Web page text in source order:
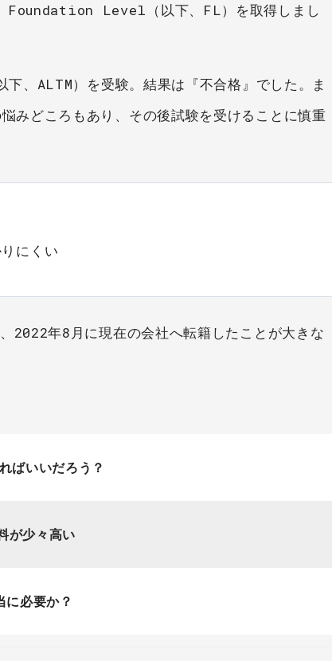
Foundation Level（以下、FL）を取得しまし
）を受験。結果は『不合格』でした。ま
みどころもあり、その後試験を受けることに慎重
にくい
年8月に現在の会社へ転籍したことが大きな
いだろう？
々高い
必要か？